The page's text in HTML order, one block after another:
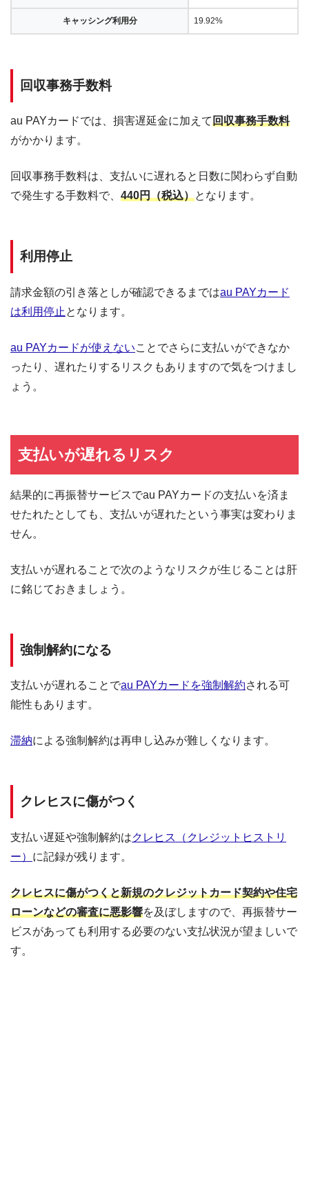
キャッシング利用分 19.92%
回収事務手数料
au PAYカードでは、損害遅延金に加えて回収事務手数料
がかかります。
回収事務手数料は、支払いに遅れると日数に関わらず自動
で発生する手数料で、 440円（税込）となります。
利用停止
請求金額の引き落としが確認できるまではau PAYカード
は利用停止 となります。
au PAYカードが使えないことでさらに支払いができなか
ったり、遅れたりするリスクもありますので気をつけまし
ょう。
支払いが遅れるリスク
結果的に再振替サービスでau PAYカードの支払いを済ま
せたれたとしても、支払いが遅れたという事実は変わりま
せん。
支払いが遅れることで次のようなリスクが生じることは肝
に銘じておきましょう。
強制解約になる
支払いが遅れることでau PAYカードを強制解約される可
能性もあります。
滞納による強制解約は再申し込みが難しくなります。
クレヒスに傷がつく
支払い遅延や強制解約はクレヒス（クレジットヒストリ
ー） に記録が残ります。
クレヒスに傷がつくと新規のクレジットカード契約や住宅
ローンなどの審査に悪影響を及ぼしますので、再振替サー
ビスがあっても利用する必要のない支払状況が望ましいで
す。